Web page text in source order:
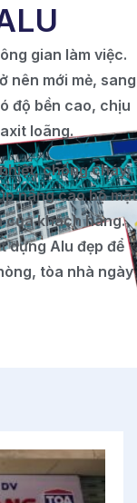
gian làm việc.
nên mới mẻ, sang
độ bền cao, chịu
loãng.
chống cháy,
nâng cao bộ mặt
của khách hàng.
dựng Alu đẹp để
tòa nhà ngày